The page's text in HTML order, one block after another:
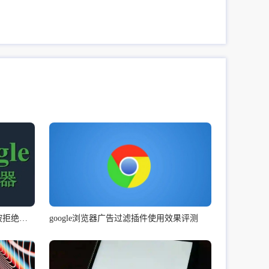
Google Chrome下载失败提示权限被拒绝怎么办 google浏览器广告过滤插件使用效果评测